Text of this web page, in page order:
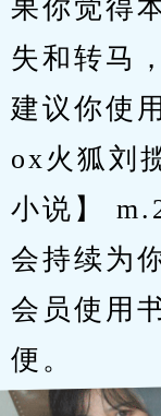
果你觉得
失和转马
建议你使
ox火狐刘
小说】
会持续为
会员使用
便。